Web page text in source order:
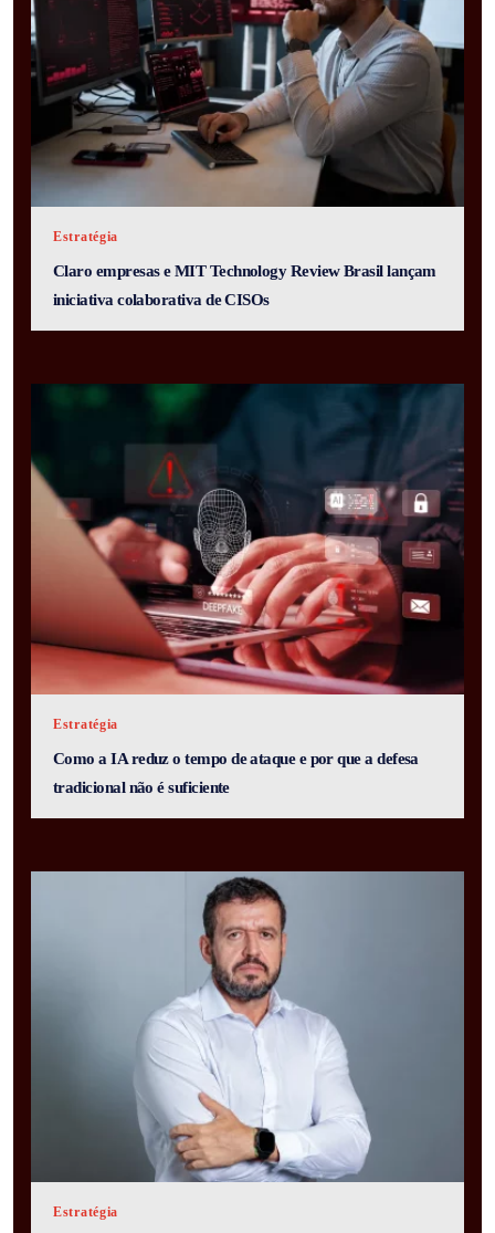
Estratégia
Claro empresas e MIT Technology Review Brasil lançam
iniciativa colaborativa de CISOs
Estratégia
Como a IA reduz o tempo de ataque e por que a defesa
tradicional não é suficiente
Estratégia